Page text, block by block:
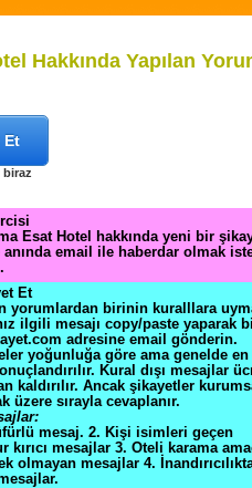
Hakkında Yapılan
Et
biraz
Esat Hotel hakkında yeni bir
email ile haberdar olmak
.
Et
yorumlardan birinin kuralllara
ilgili mesajı copy/paste yaparak
adresine email gönderin.
yoğunluğa göre ama genelde
Kural dışı mesajlar
kaldırılır. Ancak şikayetler
üzere sırayla cevaplanır.
mesaj. 2. Kişi isimleri geçen
kırıcı mesajlar 3. Oteli karama
olmayan mesajlar 4.